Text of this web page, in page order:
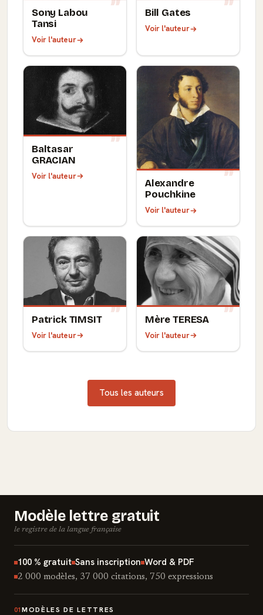
Sony Labou
Tansi
Voir l'auteur
Bill Gates
Voir l'auteur
Baltasar
GRACIAN
Voir l'auteur
Alexandre
Pouchkine
Voir l'auteur
Patrick TIMSIT
Voir l'auteur
Mère TERESA
Voir l'auteur
Tous les auteurs
Modèle lettre gratuit
le registre de la langue française
100 % gratuit Sans inscription Word & PDF
2 000 modèles, 37 000 citations, 750 expressions
01 MODÈLES DE LETTRES